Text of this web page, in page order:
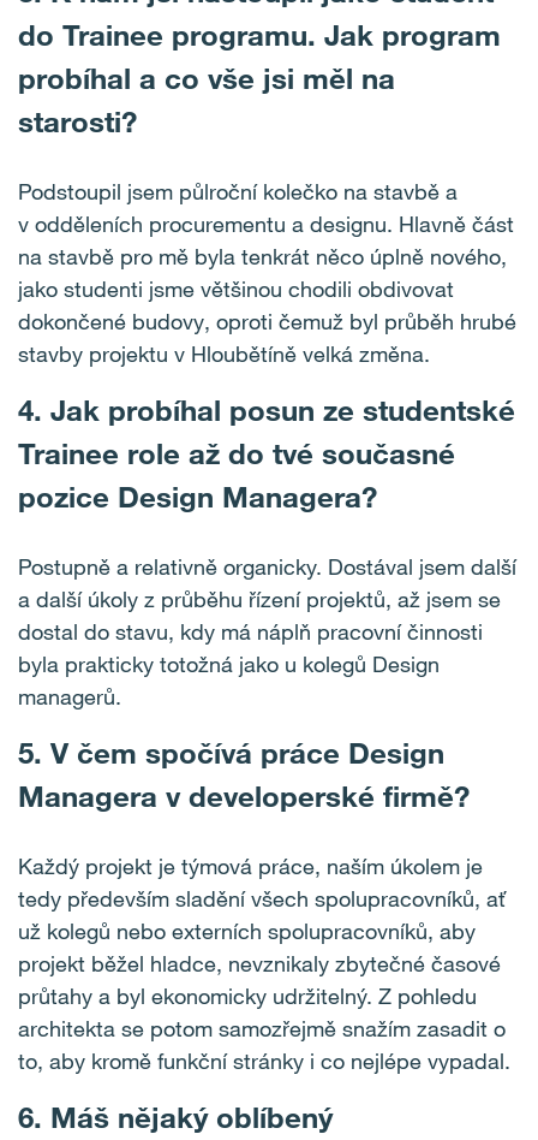
do Trainee programu. Jak program
probíhal a co vše jsi měl na
starosti?
Podstoupil jsem půlroční kolečko na stavbě a
v odděleních procurementu a designu. Hlavně část
na stavbě pro mě byla tenkrát něco úplně nového,
jako studenti jsme většinou chodili obdivovat
dokončené budovy, oproti čemuž byl průběh hrubé
stavby projektu v Hloubětíně velká změna.
4. Jak probíhal posun ze studentské
Trainee role až do tvé současné
pozice Design Managera?
Postupně a relativně organicky. Dostával jsem další
a další úkoly z průběhu řízení projektů, až jsem se
dostal do stavu, kdy má náplň pracovní činnosti
byla prakticky totožná jako u kolegů Design
managerů.
5. V čem spočívá práce Design
Managera v developerské firmě?
Každý projekt je týmová práce, naším úkolem je
tedy především sladění všech spolupracovníků, ať
už kolegů nebo externích spolupracovníků, aby
projekt běžel hladce, nevznikaly zbytečné časové
průtahy a byl ekonomicky udržitelný. Z pohledu
architekta se potom samozřejmě snažím zasadit o
to, aby kromě funkční stránky i co nejlépe vypadal.
6. Máš nějaký oblíbený